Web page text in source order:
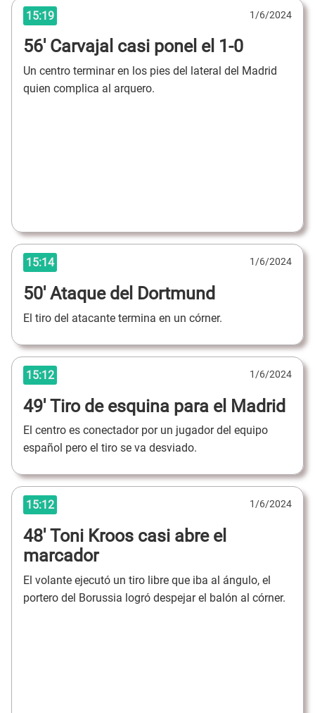
15:19 1/6/2024
56' Carvajal casi ponel el 1-0
Un centro terminar en los pies del lateral del Madrid
quien complica al arquero.
15:14 1/6/2024
50' Ataque del Dortmund
El tiro del atacante termina en un córner.
15:12 1/6/2024
49' Tiro de esquina para el Madrid
El centro es conectador por un jugador del equipo
español pero el tiro se va desviado.
15:12 1/6/2024
48' Toni Kroos casi abre el
marcador
El volante ejecutó un tiro libre que iba al ángulo, el
portero del Borussia logró despejar el balón al córner.